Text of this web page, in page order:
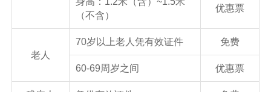
（不含）
优惠票
老人
70岁以上老人凭有效证件 免费
60-69周岁之间 优惠票